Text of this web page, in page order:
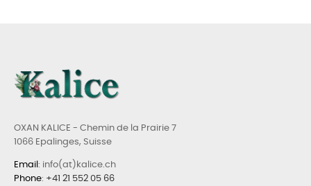
OXAN KALICE - Chemin de la Prairie 7
1066 Epalinges, Suisse
Email : info(at)kalice.ch
Phone: +41 21 552 05 66